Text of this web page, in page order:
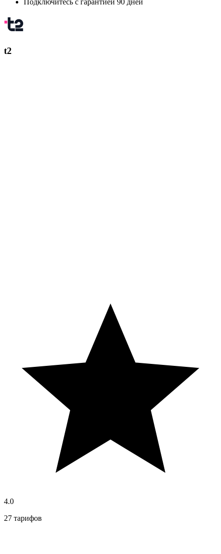
Подключитесь с гарантией 90 дней
t2
4.0
27 тарифов